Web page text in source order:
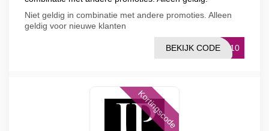
Niet geldig in combinatie met andere promoties. Alleen
geldig voor nieuwe klanten
EW10
BEKIJK CODE
Kortingscode